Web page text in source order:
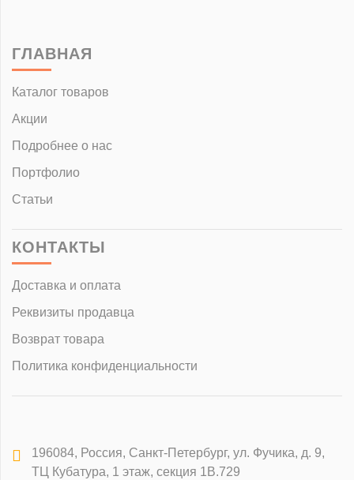
ГЛАВНАЯ
Каталог товаров
Акции
Подробнее о нас
Портфолио
Статьи
КОНТАКТЫ
Доставка и оплата
Реквизиты продавца
Возврат товара
Политика конфиденциальности
196084, Россия, Санкт-Петербург, ул. Фучика, д. 9,
ТЦ Кубатура, 1 этаж, секция 1В.729